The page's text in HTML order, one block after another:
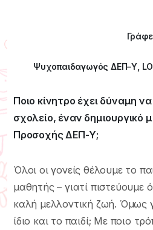
Ψυχοπαιδαγωγός ΔΕΠ–Υ,
Ποιο κίνητρο έχει δύναμη
σχολείο, έναν δημιουργικό
Προσοχής ΔΕΠ-Υ;
Όλοι οι γονείς θέλουμε το
μαθητής – γιατί πιστεύουμε
καλή μελλοντική ζωή. Όμως
ίδιο και το παιδί; Με ποιο